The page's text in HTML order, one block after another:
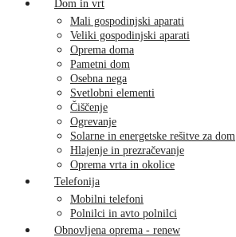
Dom in vrt
Mali gospodinjski aparati
Veliki gospodinjski aparati
Oprema doma
Pametni dom
Osebna nega
Svetlobni elementi
Čiščenje
Ogrevanje
Solarne in energetske rešitve za dom
Hlajenje in prezračevanje
Oprema vrta in okolice
Telefonija
Mobilni telefoni
Polnilci in avto polnilci
Obnovljena oprema - renew